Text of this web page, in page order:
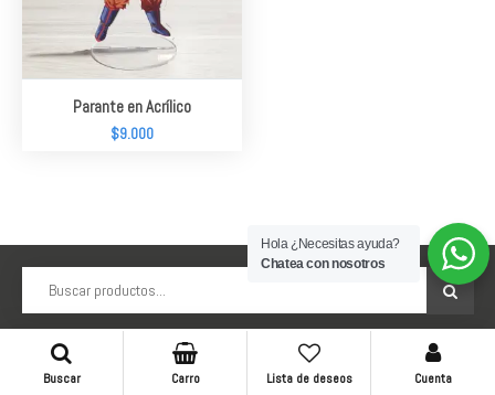
Parante en Acrílico
$9.000
Buscar Carro Lista de deseos Cuenta
Hola ¿Necesitas ayuda?
Chatea con nosotros